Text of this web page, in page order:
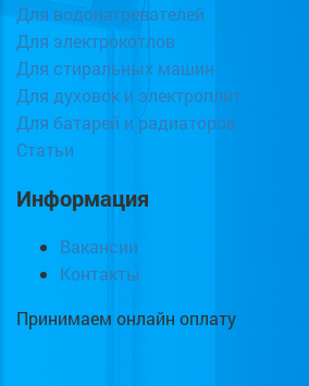
Для водонагревателей
Для электрокотлов
Для стиральных машин
Для духовок и электроплит
Для батарей и радиаторов
Статьи
Информация
Вакансии
Контакты
Принимаем онлайн оплату